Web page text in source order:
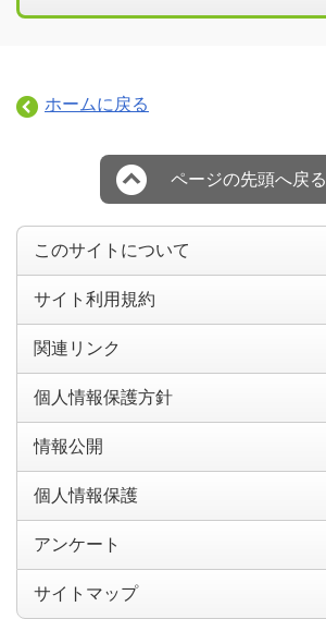
ホームに戻る
ページの先頭へ戻る
このサイトについて
サイト利用規約
関連リンク
個人情報保護方針
情報公開
個人情報保護
アンケート
サイトマップ